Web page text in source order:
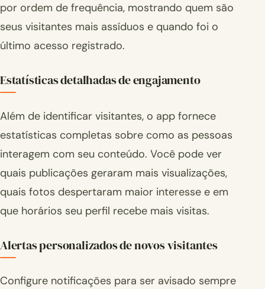
por ordem de frequência, mostrando quem são
seus visitantes mais assíduos e quando foi o
último acesso registrado.
Estatísticas detalhadas de engajamento
Além de identificar visitantes, o app fornece
estatísticas completas sobre como as pessoas
interagem com seu conteúdo. Você pode ver
quais publicações geraram mais visualizações,
quais fotos despertaram maior interesse e em
que horários seu perfil recebe mais visitas.
Alertas personalizados de novos visitantes
Configure notificações para ser avisado sempre